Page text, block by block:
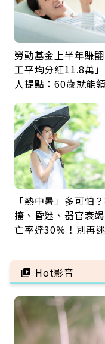
勞動基金上半年賺
工平均分紅11.8萬
人提點：60歲就能
「熱中暑」多可怕
搐、昏迷、器官衰
亡率達30％！別再
5招才能真救命
Hot影音